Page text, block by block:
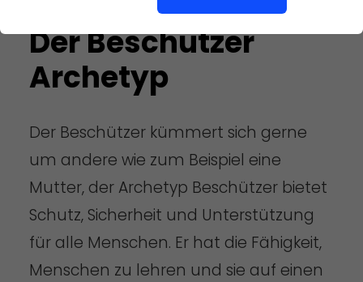
Der Beschützer
Archetyp
Der Beschützer kümmert sich gerne
um andere wie zum Beispiel eine
Mutter, der Archetyp Beschützer bietet
Schutz, Sicherheit und Unterstützung
für alle Menschen. Er hat die Fähigkeit,
Menschen zu lehren und sie auf einen